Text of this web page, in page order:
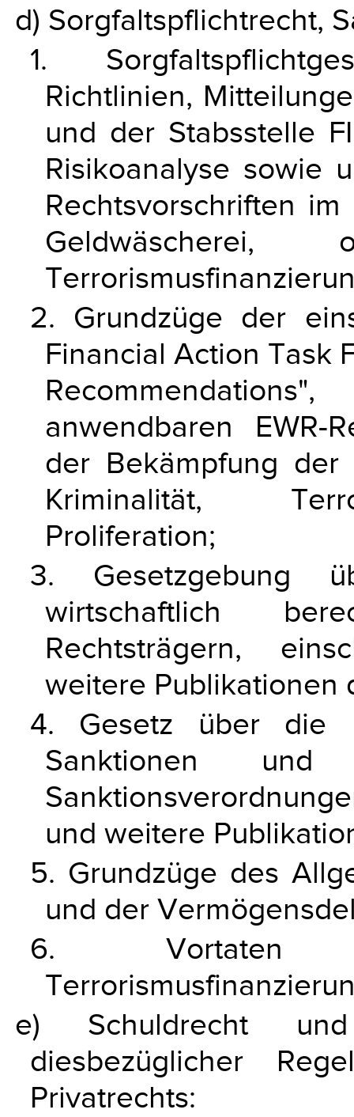
d) Sorgfaltspflichtrecht,
1.
Richtlinien,
und der Stabsstelle
Risikoanalyse sowie
Rechtsvorschriften
Geldwäscherei,
2. Grundzüge der
Financial Action Task
anwendbaren EWR-
der Bekämpfung der
Kriminalität,
Proliferation;
3. Gesetzgebung
wirtschaftlich
Rechtsträgern,
weitere Publikationen
4. Gesetz über die
Sanktionen
und weitere
5. Grundzüge des
und der
6. Vortaten
e) Schuldrecht und
diesbezüglicher
Privatrechts: